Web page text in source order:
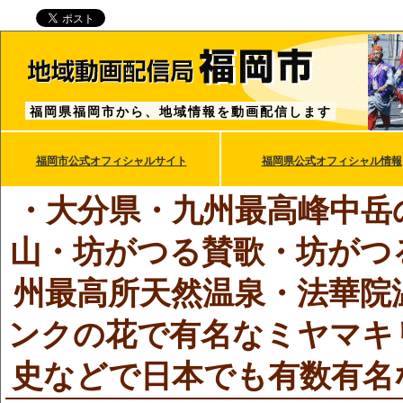
福岡県福岡市から、地域情報を動画配信します
福岡市公式オフィシャルサイト 福岡県公式オフィシャル情報
・大分県・九州最高峰中
山・坊がつる賛歌・坊が
州最高所天然温泉・法華
ンクの花で有名なミヤマ
史などで日本でも有数有